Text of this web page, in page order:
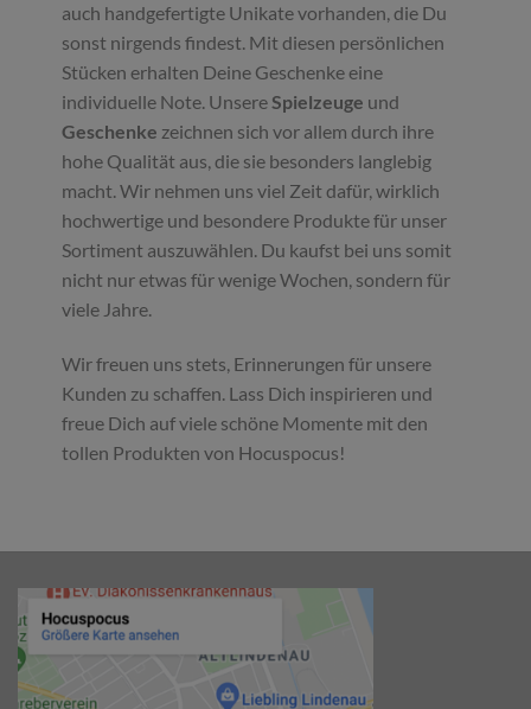
auch handgefertigte Unikate vorhanden, die Du
sonst nirgends findest. Mit diesen persönlichen
Stücken erhalten Deine Geschenke eine
individuelle Note. UnsereSpielzeuge und
Geschenke zeichnen sich vor allem durch ihre
hohe Qualität aus, die sie besonders langlebig
macht. Wir nehmen uns viel Zeit dafür, wirklich
hochwertige und besondere Produkte für unser
Sortiment auszuwählen. Du kaufst bei uns somit
nicht nur etwas für wenige Wochen, sondern für
viele Jahre.
Wir freuen uns stets, Erinnerungen für unsere
Kunden zu schaffen. Lass Dich inspirieren und
freue Dich auf viele schöne Momente mit den
tollen Produkten von Hocuspocus!